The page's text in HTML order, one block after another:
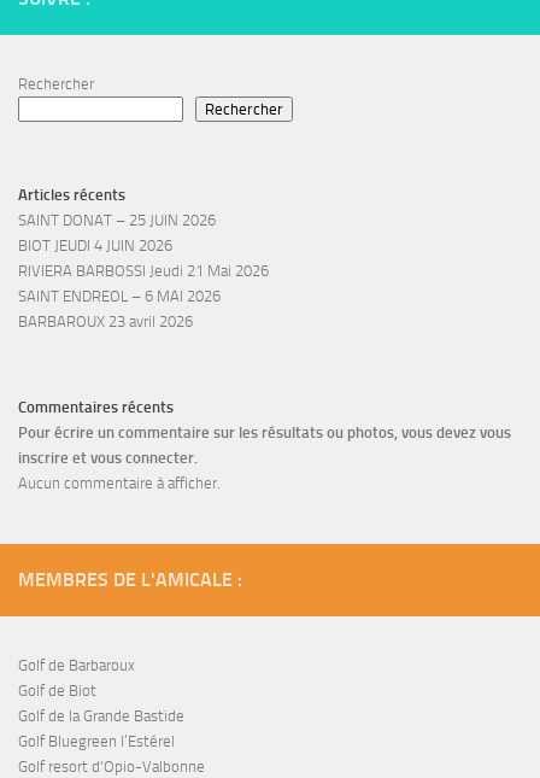
Rechercher
Rechercher
Articles récents
SAINT DONAT – 25 JUIN 2026
BIOT JEUDI 4 JUIN 2026
RIVIERA BARBOSSI Jeudi 21 Mai 2026
SAINT ENDREOL – 6 MAI 2026
BARBAROUX 23 avril 2026
Commentaires récents
Pour écrire un commentaire sur les résultats ou photos, vous devez vous
inscrire et vous connecter.
Aucun commentaire à afficher.
MEMBRES DE L'AMICALE :
Golf de Barbaroux
Golf de Biot
Golf de la Grande Bastide
Golf Bluegreen l’Estérel
Golf resort d'Opio-Valbonne